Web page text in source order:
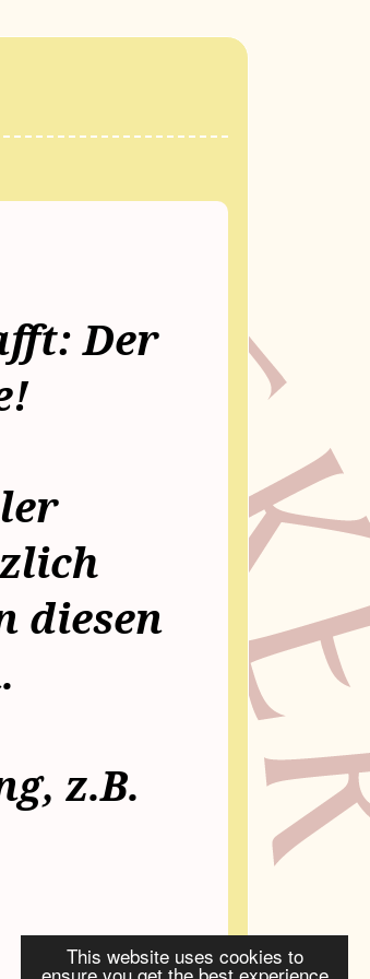
This website uses cookies to
Der
diesen
z.B.